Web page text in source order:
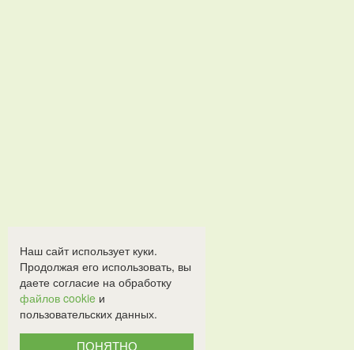
Наш сайт использует куки.
Продолжая его использовать, вы
даете согласие на обработку
файлов cookie и
пользовательских данных.
ПОНЯТНО